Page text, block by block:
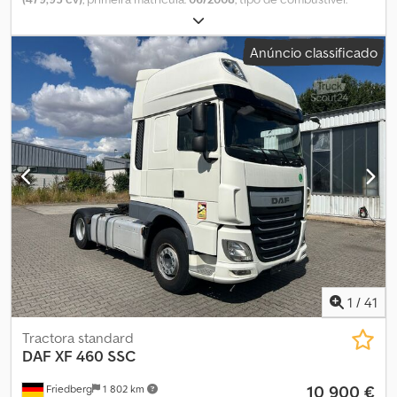
, travões:
engrenagem:mecânico, classe de emissão:Euro 5, Equipamento:
filtro de partículas, - Retarder Chsdpfx Aqozhhvajgea - Ar
condicionado - Moser em 2 lados - Engate para reboque
Suspensão: feixe de molas
Anúncio classificado
1 / 41
Friedberg 1 802 km
Tractora standard
DAF XF 460 SSC
10 900 €